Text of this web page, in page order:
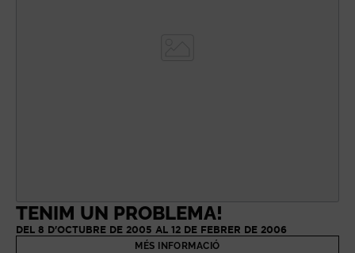
TENIM UN PROBLEMA!
DEL 8 D'OCTUBRE DE 2005 AL 12 DE FEBRER DE 2006
MÉS INFORMACIÓ